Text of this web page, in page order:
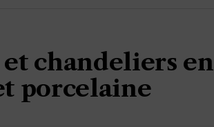
chandeliers en
porcelaine